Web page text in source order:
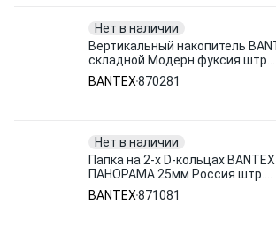
Нет в наличии
Вертикальный накопитель
складной Модерн фуксия штр.
4680010109236 870281
BANTEX870281
Нет в наличии
Папка на 2-х D-кольцах
ПАНОРАМА 25мм Россия штр.
4607122910116 871081
BANTEX871081